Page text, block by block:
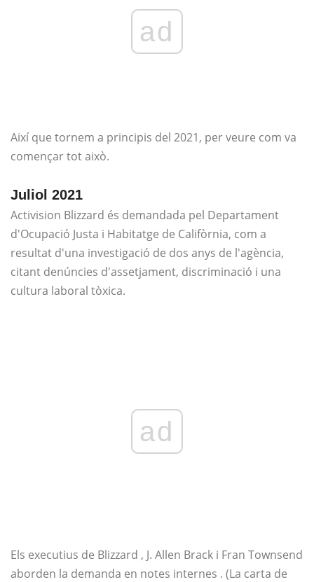
ad
Així que tornem a principis del 2021, per veure com va
començar tot això.
Juliol 2021
Activision Blizzard és demandada pel Departament
d'Ocupació Justa i Habitatge de Califòrnia, com a
resultat d'una investigació de dos anys de l'agència,
citant denúncies d'assetjament, discriminació i una
cultura laboral tòxica.
ad
Els executius de Blizzard , J. Allen Brack i Fran Townsend
aborden la demanda en notes internes . (La carta de